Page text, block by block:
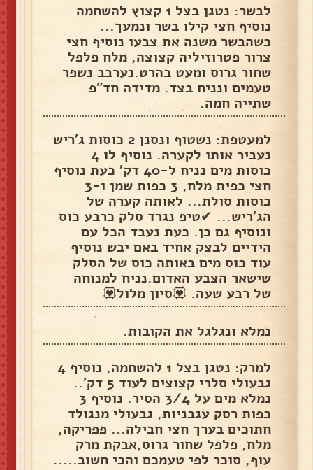
לבשר: נטגן בצל 1 קצוץ להשחמה
נוסיף חצי קילו בשר ונמעך...
כשהבשר משנה את צבעו נוסיף חצי
צרור פטרוזיליה קצוצה, מלח פלפל
שחור גרוס ומעט בהרט.נערבב נשפר
טעמים ונניח בצד. מדידה חד"פ
שתייה חמה.
למעטפת: נשטוף ונסנן 2 כוסות ג'ריש
נעביר אותו לקערה. נוסיף לו 4
כוסות מים נניח ל-40 דק' כעת נוסיף
חצי כפית מלח, 3 כפות שמן ו-3
כוסות סולת... לאותה קערה של
הג'ריש... ✔טיפ נגרד סלק כרבע כוס
ונוסיף גם כן. כעת נעבד הכל עם
הידיים לבצק אחיד באם יבש נוסיף
עוד כוס מים באותה כוס של הסלק
שישאר הצבע האדום.נניח למנוחה
של רבע שעה. 💟סיון מלול💟
נמלא ונגלגל את הקובות.
למרק: נטגן בצל 1 להשחמה, נוסיף 4
גבעולי סלרי קצוצים לעוד 5 דק'..
נמלא מים על 3/4 הסיר. נוסיף 3
כפות רסק עגבניות, גבעולי מנגולד
חתוכים בערך חצי חבילה... פפריקה,
מלח, פלפל שחור גרוס,אבקת מרק
עוף, סוכר לפי טעמכם והכי חשוב.....